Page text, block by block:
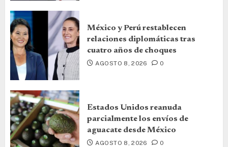
México y Perú restablecen
relaciones diplomáticas tras
cuatro años de choques
AGOSTO 8, 2026 0
Estados Unidos reanuda
parcialmente los envíos de
aguacate desde México
AGOSTO 8, 2026 0